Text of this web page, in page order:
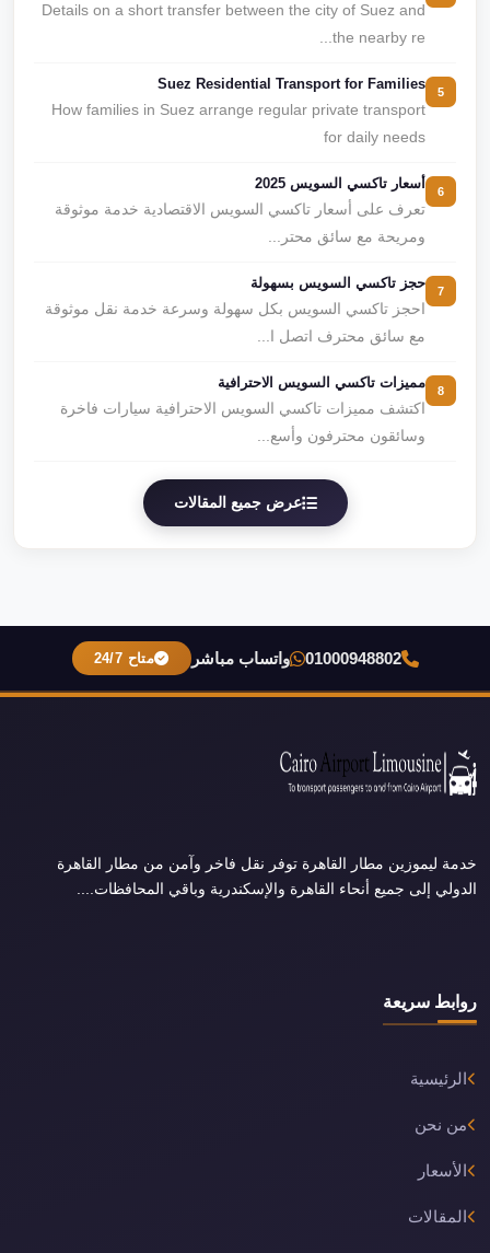
Details on a short transfer between the city of Suez and
the nearby re...
Suez Residential Transport for Families
How families in Suez arrange regular private transport
for daily needs
أسعار تاكسي السويس 2025
تعرف على أسعار تاكسي السويس الاقتصادية خدمة موثوقة
ومريحة مع سائق محتر...
حجز تاكسي السويس بسهولة
احجز تاكسي السويس بكل سهولة وسرعة خدمة نقل موثوقة
مع سائق محترف اتصل ا...
مميزات تاكسي السويس الاحترافية
اكتشف مميزات تاكسي السويس الاحترافية سيارات فاخرة
وسائقون محترفون وأسع...
عرض جميع المقالات
01000948802 واتساب مباشر متاح 24/7
خدمة ليموزين مطار القاهرة توفر نقل فاخر وآمن من مطار القاهرة
الدولي إلى جميع أنحاء القاهرة والإسكندرية وباقي المحافظات....
روابط سريعة
الرئيسية
من نحن
الأسعار
المقالات